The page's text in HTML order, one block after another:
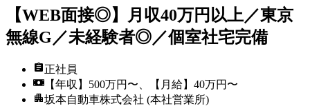
【WEB面接◎】月収40万円以上／東京
無線G／未経験者◎／個室社宅完備
正社員
【年収】500万円〜、【月給】40万円〜
坂本自動車株式会社 (本社営業所)